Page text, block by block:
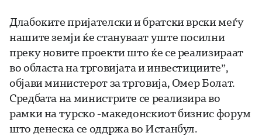
Длабоките пријателски и братски врски меѓу
нашите земји ќе стануваат уште посилни
преку новите проекти што ќе се реализираат
во областа на трговијата и инвестициите”,
објави министерот за трговија, Омер Болат.
Средбата на министрите се реализира во
рамки на турско -македонскиот бизнис форум
што денеска се оддржа во Истанбул.